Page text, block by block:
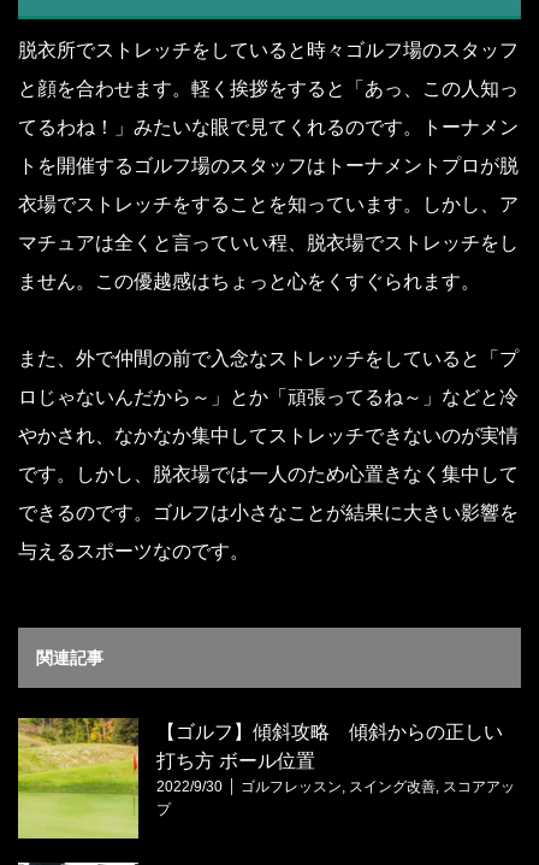
脱衣所でストレッチをしていると時々ゴルフ場のスタッフ
と顔を合わせます。軽く挨拶をすると「あっ、この人知っ
てるわね！」みたいな眼で見てくれるのです。トーナメン
トを開催するゴルフ場のスタッフはトーナメントプロが脱
衣場でストレッチをすることを知っています。しかし、ア
マチュアは全くと言っていい程、脱衣場でストレッチをし
ません。この優越感はちょっと心をくすぐられます。
また、外で仲間の前で入念なストレッチをしていると「プ
ロじゃないんだから～」とか「頑張ってるね～」などと冷
やかされ、なかなか集中してストレッチできないのが実情
です。しかし、脱衣場では一人のため心置きなく集中して
できるのです。ゴルフは小さなことが結果に大きい影響を
与えるスポーツなのです。
関連記事
【ゴルフ】傾斜攻略 傾斜からの正しい
打ち方 ボール位置
2022/9/30 ゴルフレッスン, スイング改善, スコアアッ
プ